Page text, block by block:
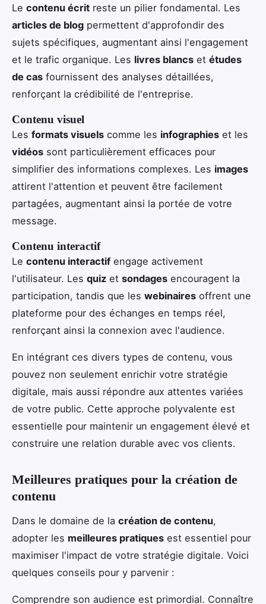
Le contenu écrit reste un pilier fondamental. Les
articles de blog permettent d'approfondir des
sujets spécifiques, augmentant ainsi l'engagement
et le trafic organique. Les livres blancs et études
de cas fournissent des analyses détaillées,
renforçant la crédibilité de l'entreprise.
Contenu visuel
Les formats visuels comme les infographies et les
vidéos sont particulièrement efficaces pour
simplifier des informations complexes. Les images
attirent l'attention et peuvent être facilement
partagées, augmentant ainsi la portée de votre
message.
Contenu interactif
Le contenu interactif engage activement
l'utilisateur. Les quiz et sondages encouragent la
participation, tandis que les webinaires offrent une
plateforme pour des échanges en temps réel,
renforçant ainsi la connexion avec l'audience.
En intégrant ces divers types de contenu, vous
pouvez non seulement enrichir votre stratégie
digitale, mais aussi répondre aux attentes variées
de votre public. Cette approche polyvalente est
essentielle pour maintenir un engagement élevé et
construire une relation durable avec vos clients.
Meilleures pratiques pour la création de
contenu
Dans le domaine de la création de contenu,
adopter les meilleures pratiques est essentiel pour
maximiser l'impact de votre stratégie digitale. Voici
quelques conseils pour y parvenir :
Comprendre son audience est primordial. Connaître